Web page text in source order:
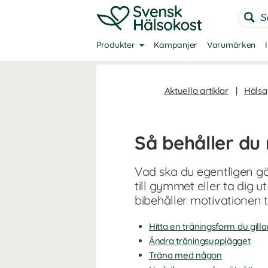
Produkter Kampanjer Varumärken
Aktuella artiklar | Hälsa
Så behåller
Vad ska du egentligen
till gymmet eller ta dig
bibehåller motivationen
Hitta en träningsform du
Ändra träningsupplägget
Träna med någon